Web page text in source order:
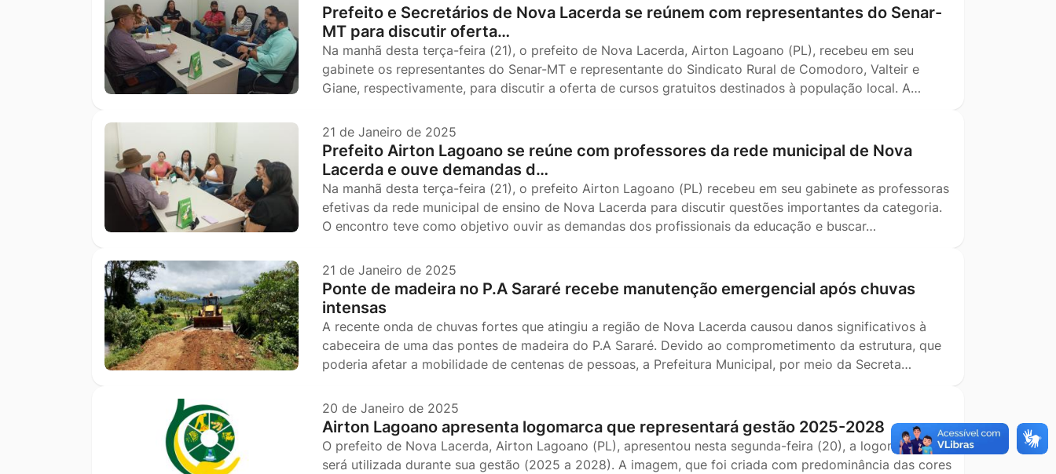
Prefeito e Secretários de Nova Lacerda se reúnem com representantes do Senar-
MT para discutir oferta…
Na manhã desta terça-feira (21), o prefeito de Nova Lacerda, Airton Lagoano (PL), recebeu em seu
gabinete os representantes do Senar-MT e representante do Sindicato Rural de Comodoro, Valteir e
Giane, respectivamente, para discutir a oferta de cursos gratuitos destinados à população local. A…
21 de Janeiro de 2025
Prefeito Airton Lagoano se reúne com professores da rede municipal de Nova
Lacerda e ouve demandas d…
Na manhã desta terça-feira (21), o prefeito Airton Lagoano (PL) recebeu em seu gabinete as professoras
efetivas da rede municipal de ensino de Nova Lacerda para discutir questões importantes da categoria.
O encontro teve como objetivo ouvir as demandas dos profissionais da educação e buscar…
21 de Janeiro de 2025
Ponte de madeira no P.A Sararé recebe manutenção emergencial após chuvas
intensas
A recente onda de chuvas fortes que atingiu a região de Nova Lacerda causou danos significativos à
cabeceira de uma das pontes de madeira do P.A Sararé. Devido ao comprometimento da estrutura, que
poderia afetar a mobilidade de centenas de pessoas, a Prefeitura Municipal, por meio da Secreta…
20 de Janeiro de 2025
Airton Lagoano apresenta logomarca que representará gestão 2025-2028
O prefeito de Nova Lacerda, Airton Lagoano (PL), apresentou nesta segunda-feira (20), a logomarca que
será utilizada durante sua gestão (2025 a 2028). A imagem, que foi criada com predominância das cores